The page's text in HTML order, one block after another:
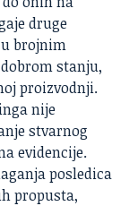
druge
brojnim
stanju,
proizvodnji.
nije
stvarnog
evidencije.
posledica
propusta,